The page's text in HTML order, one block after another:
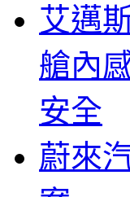
艾邁
艙內
安全
蔚來